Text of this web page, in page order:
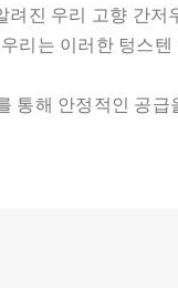
려진 우리 고향 간저
리는 이러한 텅스
통해 안정적인 공급